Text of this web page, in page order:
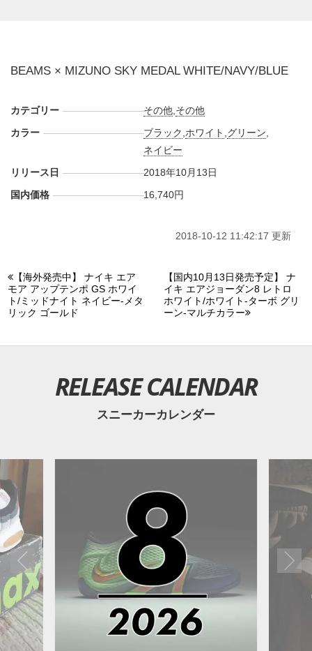
BEAMS × MIZUNO SKY MEDAL WHITE/NAVY/BLUE
カテゴリー その他 その他
カラー
ブラック ホワイト グリーン
ネイビー
リリース日
2018年10月13日
国内価格
16,740円
2018-10-12 11:42:17 更新
【海外発売中】 ナイキ エア
モア アップテンポ GS ホワイ
ト/ミッドナイト ネイビー-メタ
リック ゴールド
【国内10月13日発売予定】 ナ
イキ エアジョーダン8 レトロ
ホワイト/ホワイト-ターボ グリ
ーン-マルチカラー
RELEASE CALENDAR
スニーカーカレンダー